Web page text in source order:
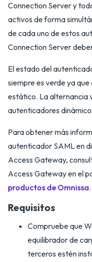
Connection Server y
activos de forma
de cada uno de estos
Connection Server
El estado del
siempre es verde ya
estático. La alternancia
autenticadores
Para obtener más
autenticador SAML en
Access Gateway,
Access Gateway en el
productos de Omnissa.
Requisitos
Compruebe que
equilibrador de
terceros estén